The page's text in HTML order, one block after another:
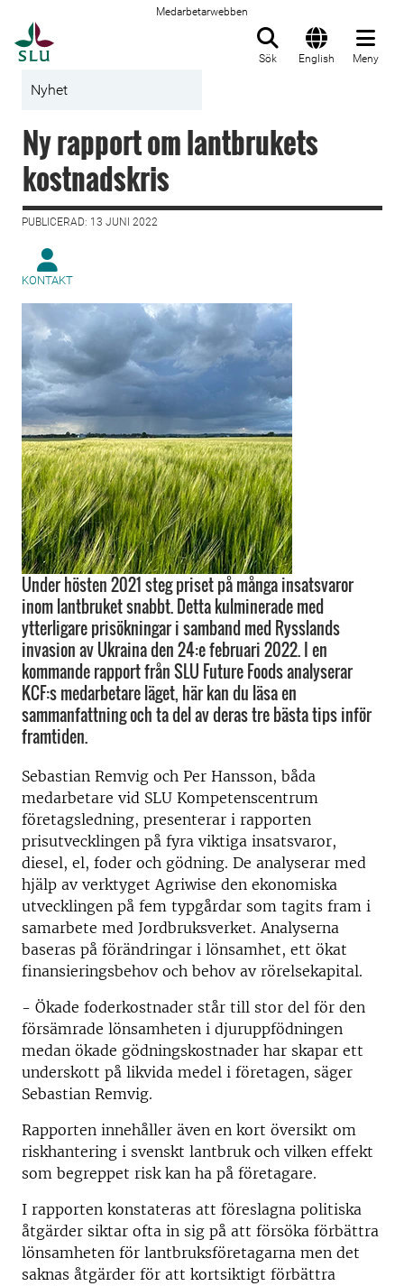
Medarbetarwebben
Sök English Meny
Nyhet
Ny rapport om lantbrukets
kostnadskris
PUBLICERAD: 13 JUNI 2022
KONTAKT
Under hösten 2021 steg priset på många insatsvaror
inom lantbruket snabbt. Detta kulminerade med
ytterligare prisökningar i samband med Rysslands
invasion av Ukraina den 24:e februari 2022. I en
kommande rapport från SLU Future Foods analyserar
KCF:s medarbetare läget, här kan du läsa en
sammanfattning och ta del av deras tre bästa tips inför
framtiden.
Sebastian Remvig och Per Hansson, båda
medarbetare vid SLU Kompetenscentrum
företagsledning, presenterar i rapporten
prisutvecklingen på fyra viktiga insatsvaror,
diesel, el, foder och gödning. De analyserar med
hjälp av verktyget Agriwise den ekonomiska
utvecklingen på fem typgårdar som tagits fram i
samarbete med Jordbruksverket. Analyserna
baseras på förändringar i lönsamhet, ett ökat
finansieringsbehov och behov av rörelsekapital.
- Ökade foderkostnader står till stor del för den
försämrade lönsamheten i djuruppfödningen
medan ökade gödningskostnader har skapar ett
underskott på likvida medel i företagen, säger
Sebastian Remvig.
Rapporten innehåller även en kort översikt om
riskhantering i svenskt lantbruk och vilken effekt
som begreppet risk kan ha på företagare.
I rapporten konstateras att föreslagna politiska
åtgärder siktar ofta in sig på att försöka förbättra
lönsamheten för lantbruksföretagarna men det
saknas åtgärder för att kortsiktigt förbättra